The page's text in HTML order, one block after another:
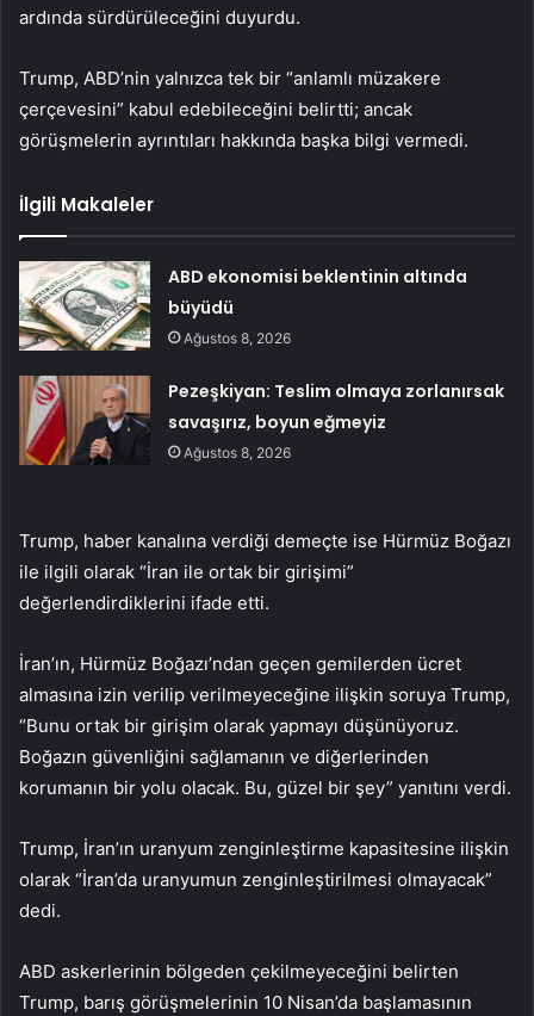
ardında sürdürüleceğini duyurdu.
Trump, ABD’nin yalnızca tek bir “anlamlı müzakere
çerçevesini” kabul edebileceğini belirtti; ancak
görüşmelerin ayrıntıları hakkında başka bilgi vermedi.
İlgili Makaleler
ABD ekonomisi beklentinin altında
büyüdü
Ağustos 8, 2026
Pezeşkiyan: Teslim olmaya zorlanırsak
savaşırız, boyun eğmeyiz
Ağustos 8, 2026
Trump, haber kanalına verdiği demeçte ise Hürmüz Boğazı
ile ilgili olarak “İran ile ortak bir girişimi”
değerlendirdiklerini ifade etti.
İran’ın, Hürmüz Boğazı’ndan geçen gemilerden ücret
almasına izin verilip verilmeyeceğine ilişkin soruya Trump,
“Bunu ortak bir girişim olarak yapmayı düşünüyoruz.
Boğazın güvenliğini sağlamanın ve diğerlerinden
korumanın bir yolu olacak. Bu, güzel bir şey” yanıtını verdi.
Trump, İran’ın uranyum zenginleştirme kapasitesine ilişkin
olarak “İran’da uranyumun zenginleştirilmesi olmayacak”
dedi.
ABD askerlerinin bölgeden çekilmeyeceğini belirten
Trump, barış görüşmelerinin 10 Nisan’da başlamasının